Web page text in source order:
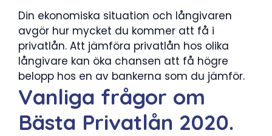
Din ekonomiska situation och långivaren
avgör hur mycket du kommer att få i
privatlån. Att jämföra privatlån hos olika
långivare kan öka chansen att få högre
belopp hos en av bankerna som du jämför.
Vanliga frågor om
Bästa Privatlån 2020.